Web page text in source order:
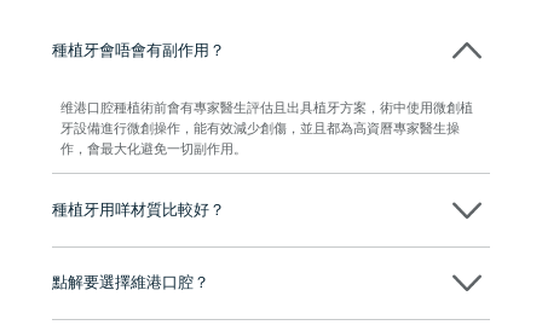
種植牙會唔會有副作用？
维港口腔種植術前會有專家醫生評估且出具植牙方案，術中使用微創植
牙設備進行微創操作，能有效減少創傷，並且都為高資曆專家醫生操
作，會最大化避免一切副作用。
種植牙用咩材質比較好？
點解要選擇維港口腔？
維港口腔踐行「醫道濟世」的大學校訓，各分院匯聚來自香港、內地的